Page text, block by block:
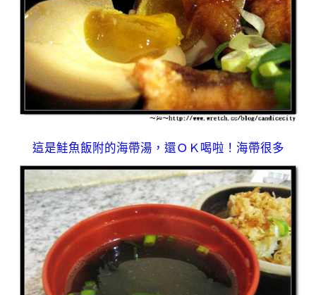
這是鮭魚飯附的海帶湯，還ＯＫ喝啦！海帶很多